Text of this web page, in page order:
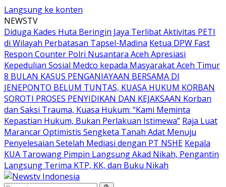
Langsung ke konten
NEWSTV
Diduga Kades Huta Beringin Jaya Terlibat Aktivitas PETI
di Wilayah Perbatasan Tapsel-Madina Ketua DPW Fast
Respon Counter Polri Nusantara Aceh Apresiasi
Kepedulian Sosial Medco kepada Masyarakat Aceh Timur
8 BULAN KASUS PENGANIAYAAN BERSAMA DI
JENEPONTO BELUM TUNTAS, KUASA HUKUM KORBAN
SOROTI PROSES PENYIDIKAN DAN KEJAKSAAN Korban
dan Saksi Trauma, Kuasa Hukum: “Kami Meminta
Kepastian Hukum, Bukan Perlakuan Istimewa” Raja Luat
Marancar Optimistis Sengketa Tanah Adat Menuju
Penyelesaian Setelah Mediasi dengan PT NSHE Kepala
KUA Tarowang Pimpin Langsung Akad Nikah, Pengantin
Langsung Terima KTP, KK, dan Buku Nikah